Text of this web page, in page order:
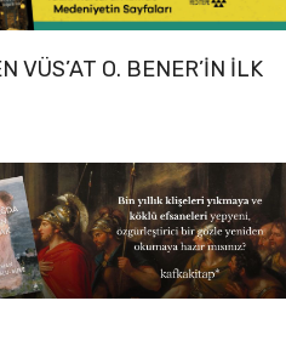
VÜS’AT O. BENER’IN ILK